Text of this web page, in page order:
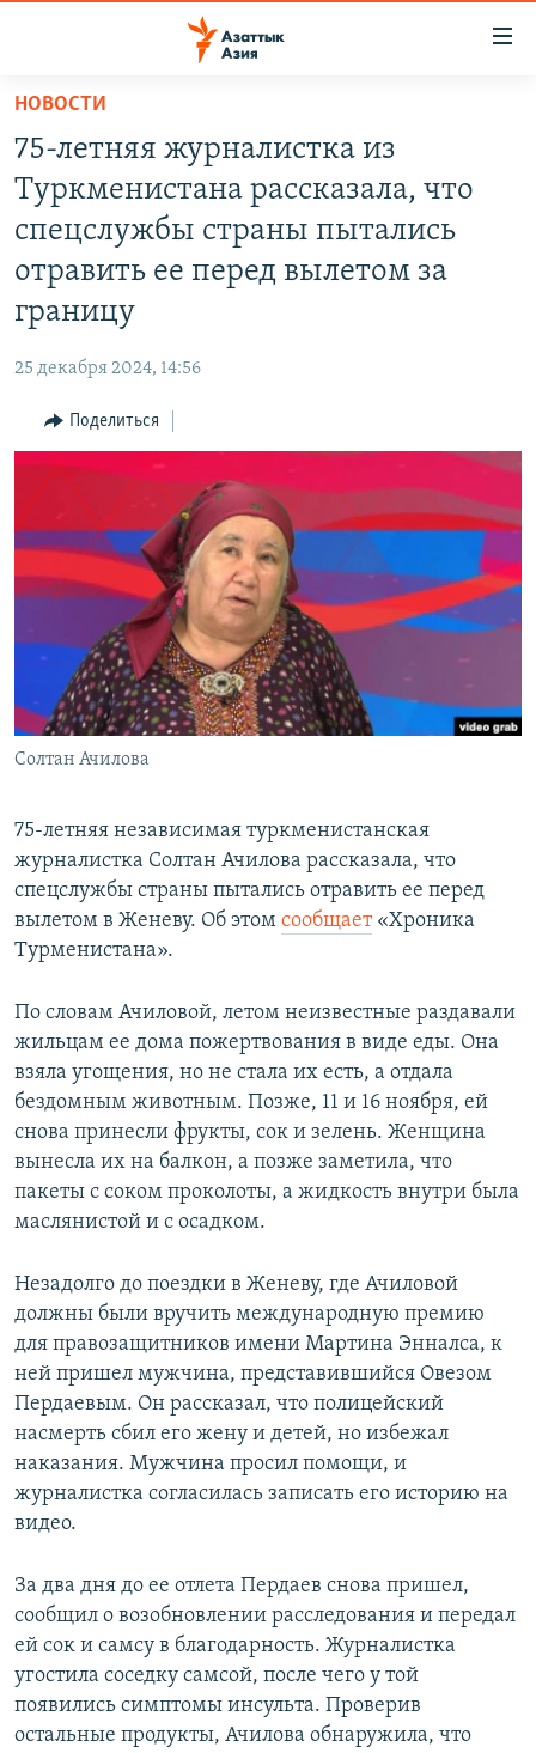
Вернуться
основному
содержанию
Вернутся
главной
навигации
Вернутся
ВОЙНА В УКРАИНЕ
ТОҶИКӢ
TÜRKMENÇE
ПОДПИШИТЕСЬ НА НАС В СОЦСЕТЯХ
Все сайты РСЕ/РС
НОВОСТИ
75-летняя журналистка из
Туркменистана рассказала, что
спецслужбы страны пытались
отравить ее перед вылетом за
границу
25 декабря 2024, 14:56
Поделиться
Солтан Ачилова
75-летняя независимая туркменистанская
журналистка Солтан Ачилова рассказала, что
спецслужбы страны пытались отравить ее перед
вылетом в Женеву. Об этом сообщает«Хроника
Турменистана».
По словам Ачиловой, летом неизвестные раздавали
жильцам ее дома пожертвования в виде еды. Она
взяла угощения, но не стала их есть, а отдала
бездомным животным. Позже, 11 и 16 ноября, ей
снова принесли фрукты, сок и зелень. Женщина
вынесла их на балкон, а позже заметила, что
пакеты с соком проколоты, а жидкость внутри была
маслянистой и с осадком.
Незадолго до поездки в Женеву, где Ачиловой
должны были вручить международную премию
для правозащитников имени Мартина Энналса, к
ней пришел мужчина, представившийся Овезом
Пердаевым. Он рассказал, что полицейский
насмерть сбил его жену и детей, но избежал
наказания. Мужчина просил помощи, и
журналистка согласилась записать его историю на
видео.
За два дня до ее отлета Пердаев снова пришел,
сообщил о возобновлении расследования и передал
ей сок и самсу в благодарность. Журналистка
угостила соседку самсой, после чего у той
появились симптомы инсульта. Проверив
остальные продукты, Ачилова обнаружила, что